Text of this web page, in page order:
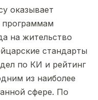
оказывает
программам
на жительство
стандарты
по КИ и рейтинг
из наиболее
сфере. По